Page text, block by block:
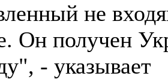
не
Он получен
- указывает